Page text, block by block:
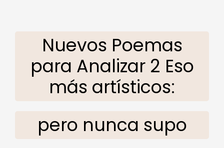
Nuevos Poemas
para Analizar 2 Eso
más artísticos:
pero nunca supo